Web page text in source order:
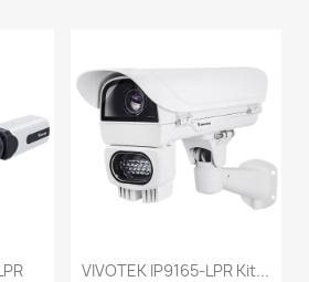
VIVOTEK IP9165-LPR Kit...